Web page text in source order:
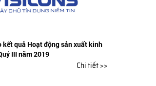
kết quả Hoạt động sản xuất kinh
III năm 2019
Chi tiết >>